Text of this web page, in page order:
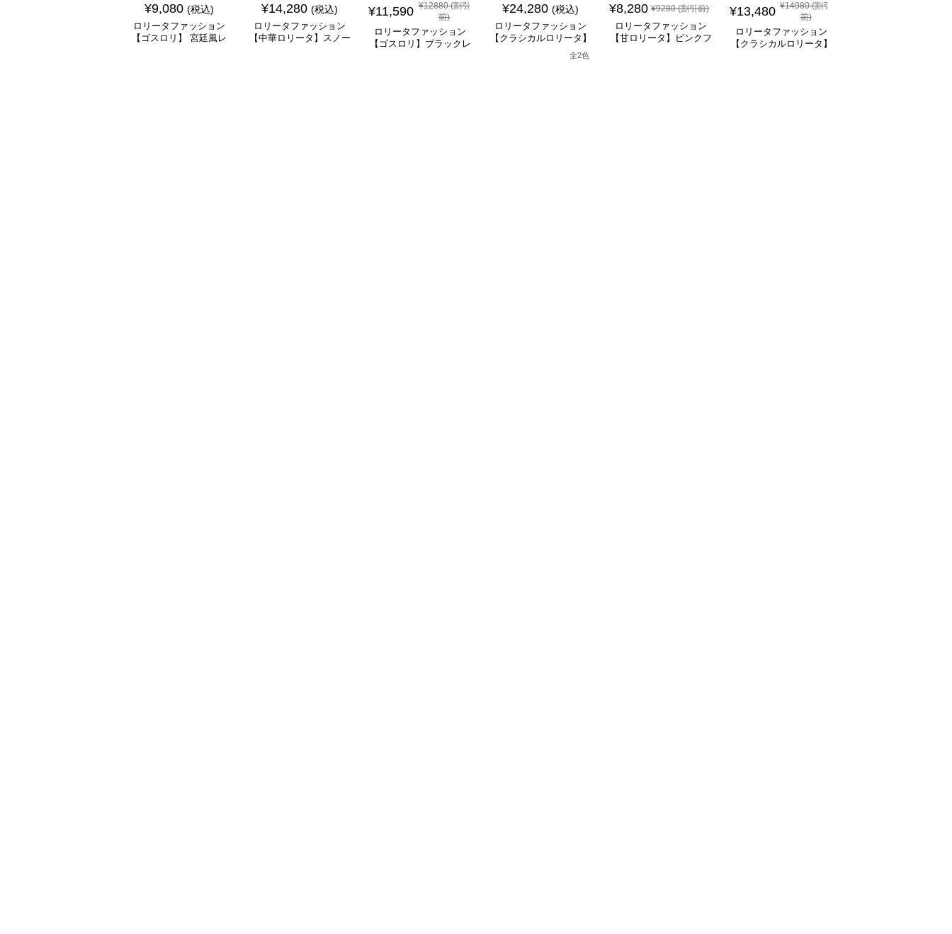
¥9,080 (税込)
ロリータファッション
【ゴスロリ】 宮廷風レ
¥14,280 (税込)
ロリータファッション
【中華ロリータ】スノー
¥11,590 ¥12880(割引
前)
ロリータファッション
【ゴスロリ】ブラックレ
¥24,280 (税込)
ロリータファッション
【クラシカルロリータ】
シャーリングレースフリ
ルシフォンスカートドレ
全2色
¥8,280 ¥9280(割引前)
ロリータファッション
【甘ロリータ】ピンクフ
¥13,480 ¥14980(割引
前)
ロリータファッション
【クラシカルロリータ】